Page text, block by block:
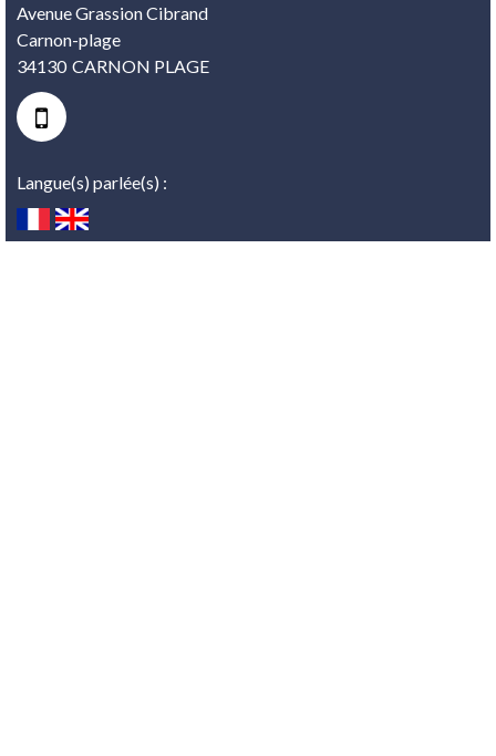
Avenue Grassion Cibrand
Carnon-plage
34130 CARNON PLAGE
Langue(s) parlée(s) :